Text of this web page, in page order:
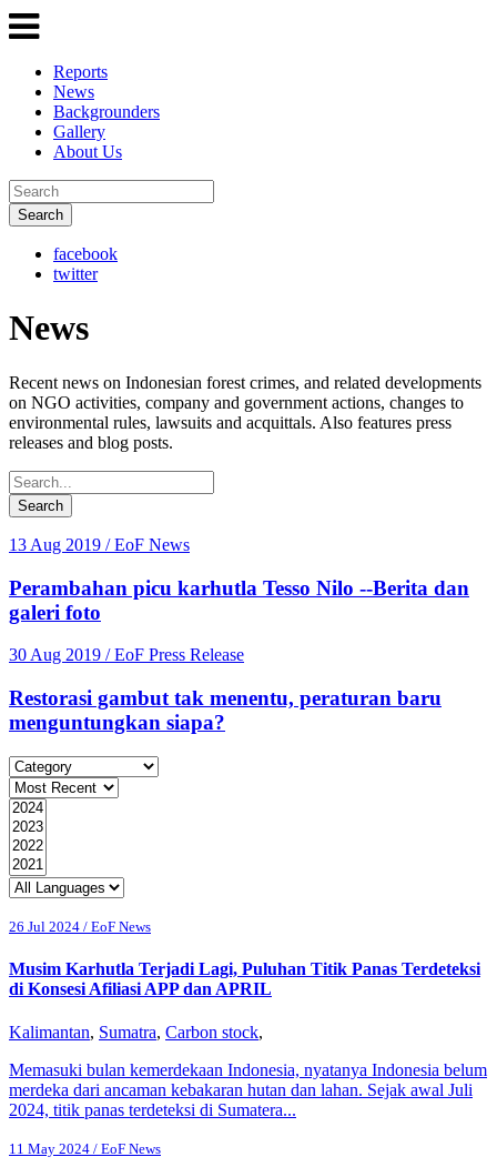
Reports
News
Backgrounders
Gallery
About Us
Search
facebook
twitter
News
Recent news on Indonesian forest crimes, and related developments
on NGO activities, company and government actions, changes to
environmental rules, lawsuits and acquittals. Also features press
releases and blog posts.
Search
13 Aug 2019 / EoF News
Perambahan picu karhutla Tesso Nilo --Berita dan
galeri foto
30 Aug 2019 / EoF Press Release
Restorasi gambut tak menentu, peraturan baru
menguntungkan siapa?
26 Jul 2024 / EoF News
Musim Karhutla Terjadi Lagi, Puluhan Titik Panas Terdeteksi
di Konsesi Afiliasi APP dan APRIL
Kalimantan, Sumatra, Carbon stock,
Memasuki bulan kemerdekaan Indonesia, nyatanya Indonesia belum
merdeka dari ancaman kebakaran hutan dan lahan. Sejak awal Juli
2024, titik panas terdeteksi di Sumatera...
11 May 2024 / EoF News